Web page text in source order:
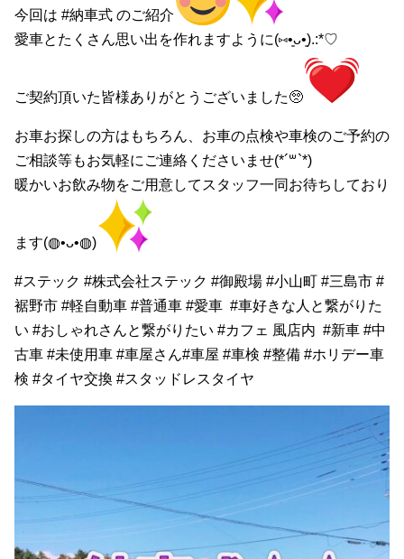
今回は #納車式 のご紹介
愛車とたくさん思い出を作れますように(⑅•͈ᴗ•͈).:*♡
ご契約頂いた皆様ありがとうございました🥺
お車お探しの方はもちろん、お車の点検や車検のご予約の
ご相談等もお気軽にご連絡くださいませ(*´꒳`*)
暖かいお飲み物をご用意してスタッフ一同お待ちしており
ます(◍•ᴗ•◍)
#ステック #株式会社ステック #御殿場 #小山町 #三島市 #
裾野市 #軽自動車 #普通車 #愛車 #車好きな人と繋がりた
い #おしゃれさんと繋がりたい #カフェ 風店内 #新車 #中
古車 #未使用車 #車屋さん#車屋 #車検 #整備 #ホリデー車
検 #タイヤ交換 #スタッドレスタイヤ